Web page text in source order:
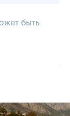
быть